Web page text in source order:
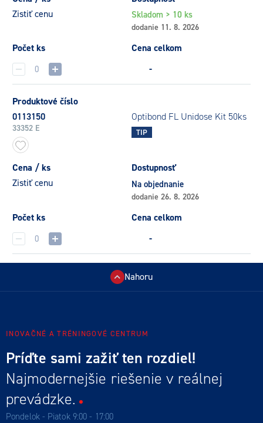
Zistiť cenu
Skladom > 10 ks
dodanie 11. 8. 2026
Počet ks
Cena celkom
-
Produktové číslo
0113150
33352 E
Optibond FL Unidose Kit 50ks
TIP
Cena / ks
Dostupnosť
Zistiť cenu
Na objednanie
dodanie 26. 8. 2026
Počet ks
Cena celkom
-
Nahoru
INOVAČNÉ A TRÉNINGOVÉ CENTRUM
Príďte sami zažiť ten rozdiel!
Najmodernejšie riešenie v reálnej
prevádzke.
Pondelok - Piatok 9:00 - 17:00